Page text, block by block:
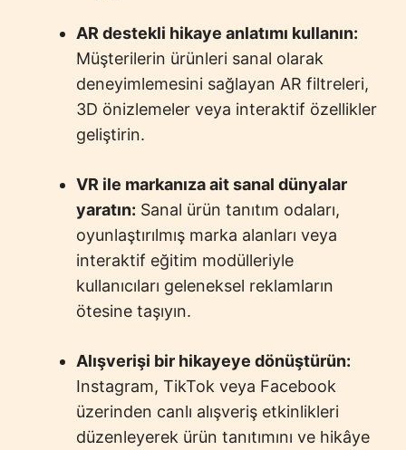
AR destekli hikaye anlatımı kullanın:
Müşterilerin ürünleri sanal olarak
deneyimlemesini sağlayan AR filtreleri,
3D önizlemeler veya interaktif özellikler
geliştirin.
VR ile markanıza ait sanal dünyalar
yaratın: Sanal ürün tanıtım odaları,
oyunlaştırılmış marka alanları veya
interaktif eğitim modülleriyle
kullanıcıları geleneksel reklamların
ötesine taşıyın.
Alışverişi bir hikayeye dönüştürün:
Instagram, TikTok veya Facebook
üzerinden canlı alışveriş etkinlikleri
düzenleyerek ürün tanıtımını ve hikâye